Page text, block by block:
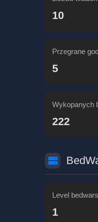
10
Przegrane
5
Wykopanych
222
Level bedwars
1